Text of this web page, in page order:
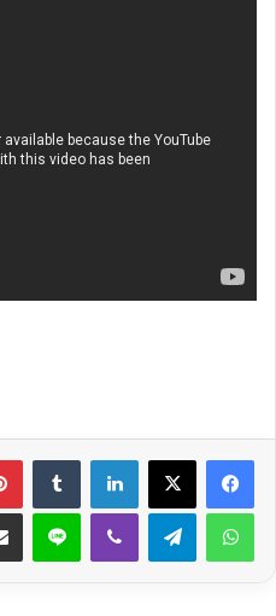
لينكدإن
واتساب تيلقرام ڤايبر لاين